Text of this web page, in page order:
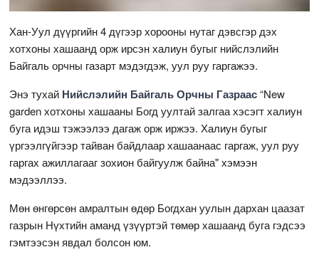
Хан-Уул дүүргийн 4 дүгээр хорооны нутаг дэвсгэр дэх
хотхоны хашаанд орж ирсэн халиун бугыг нийслэлийн
Байгаль орчны газарт мэдэгдэж, уул руу гаргажээ.
Энэ тухай Нийслэлийн Байгаль Орчны Газраас“New
garden хотхоны хашааны Богд уултай залгаа хэсэгт халиун
буга идэш тэжээлээ дагаж орж иржээ. Халиун бугыг
үргээлгүйгээр тайван байдлаар хашаанаас гаргаж, уул руу
гаргах ажиллагааг зохион байгуулж байна" хэмээн
мэдээллээ.
Мөн өнгөрсөн амралтын өдөр Богдхан уулын дархан цаазат
газрын Нүхтийн аманд үзүүртэй төмөр хашаанд буга гэдсээ
гэмтээсэн явдал болсон юм.